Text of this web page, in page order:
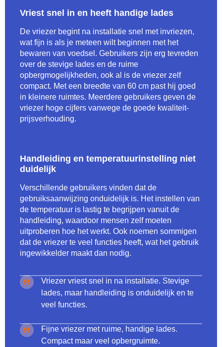
Vriest snel in en heeft handige lades
De vriezer begint na installatie snel met invriezen,
wat fijn is als je meteen wilt beginnen met het
bewaren van voedsel. Gebruikers zijn erg tevreden
over de stevige lades en de ruime
opbergmogelijkheden, ook al is de vriezer zelf
compact. Met een breedte van 60 cm past hij goed
in kleinere ruimtes. Meerdere gebruikers geven de
vriezer hoge cijfers vanwege de goede kwaliteit-
prijsverhouding.
Handleiding en temperatuurinstelling niet
duidelijk
Verschillende gebruikers vinden dat de
gebruiksaanwijzing onduidelijk is. Het instellen van
de temperatuur is lastig te begrijpen vanuit de
handleiding, waardoor mensen zelf moeten
uitproberen hoe het werkt. Ook noemen sommigen
dat de vriezer te veel functies heeft, wat het gebruik
ingewikkelder maakt dan nodig.
Vriezer vriest snel in na installatie. Stevige
lades, maar handleiding is onduidelijk en te
veel functies.
Fijne vriezer met ruime, handige lades.
Compact maar veel opbergruimte.